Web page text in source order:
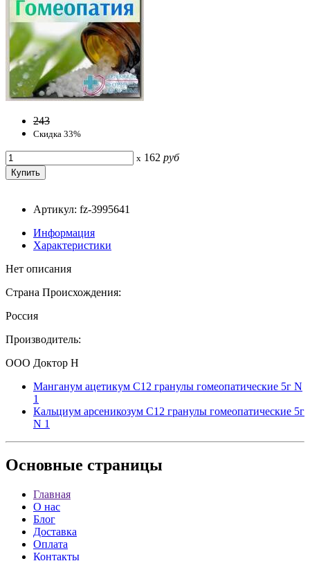
243
Скидка 33%
x 162 руб
Артикул: fz-3995641
Информация
Характеристики
Нет описания
Страна Происхождения:
Россия
Производитель:
ООО Доктор Н
Манганум ацетикум C12 гранулы гомеопатические 5г N
1
Кальциум арсеникозум С12 гранулы гомеопатические 5г
N 1
Основные страницы
Главная
О нас
Блог
Доставка
Оплата
Контакты